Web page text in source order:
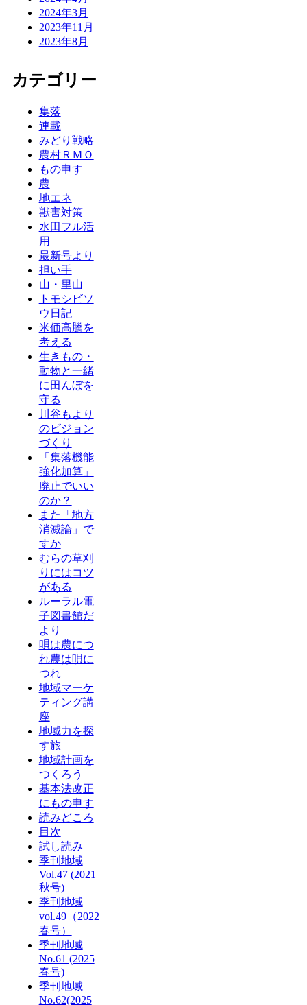
2024年3月
2023年11月
2023年8月
カテゴリー
集落
連載
みどり戦略
農村ＲＭＯ
もの申す
農
地エネ
獣害対策
水田フル活
用
最新号より
担い手
山・里山
トモシビソ
ウ日記
米価高騰を
考える
生きもの・
動物と一緒
に田んぼを
守る
川谷もより
のビジョン
づくり
「集落機能
強化加算」
廃止でいい
のか？
また「地方
消滅論」で
すか
むらの草刈
りにはコツ
がある
ルーラル電
子図書館だ
より
唄は農につ
れ農は唄に
つれ
地域マーケ
ティング講
座
地域力を探
す旅
地域計画を
つくろう
基本法改正
にもの申す
読みどころ
目次
試し読み
季刊地域
Vol.47 (2021
秋号)
季刊地域
vol.49（2022
春号）
季刊地域
No.61 (2025
春号)
季刊地域
No.62(2025